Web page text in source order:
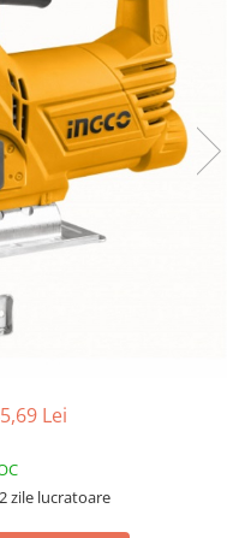
Lei
zile lucratoare